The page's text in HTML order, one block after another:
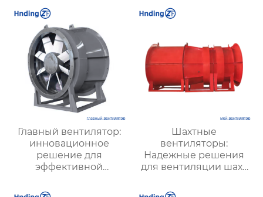
Главный вентилятор:
инновационное
решение для
эффективной
оптимизации работы
Шахтные
вентиляторы:
Надежные решения
для вентиляции шахт
| Купить с доставкой